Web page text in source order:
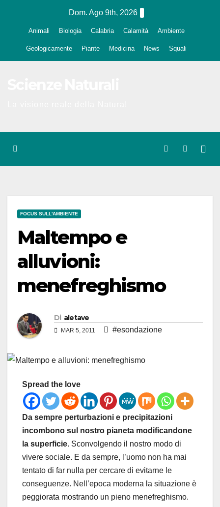
Dom. Ago 9th, 2026
Animali Biologia Calabria Calamità Ambiente
Geologicamente Piante Medicina News Squali
FOCUS SULL'AMBIENTE
Maltempo e
alluvioni:
menefreghismo
Di aletave
MAR 5, 2011 #esondazione
Spread the love
Da sempre perturbazioni e precipitazioni
incombono sul nostro pianeta modificandone
la superficie. Sconvolgendo il nostro modo di
vivere sociale. E da sempre, l’uomo non ha mai
tentato di far nulla per cercare di evitarne le
conseguenze. Nell’epoca moderna la situazione è
peggiorata mostrando un pieno menefreghismo.